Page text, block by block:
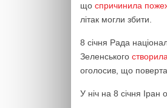
що спричинила
літак могли збити.
8 січня Рада
Зеленського
оголосив, що
У ніч на 8 січня Іран